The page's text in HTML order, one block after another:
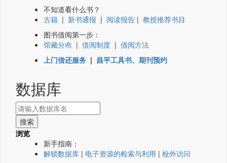
不知道看什么书？
古籍 | 新书通报 | 阅读报告 | 教授推荐书目
图书借阅第一步：
馆藏分布 | 借阅制度 | 借阅方法
上门借还服务 | 昌平工具书、期刊预约
数据库
浏览
新手指南：
解锁数据库 | 电子资源的检索与利用 | 校外访问